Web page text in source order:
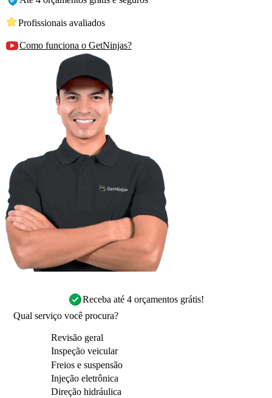
Profissionais avaliados
Como funciona o GetNinjas?
Receba até 4 orçamentos grátis!
Qual serviço você procura?
Revisão geral
Inspeção veicular
Freios e suspensão
Injeção eletrônica
Direção hidráulica